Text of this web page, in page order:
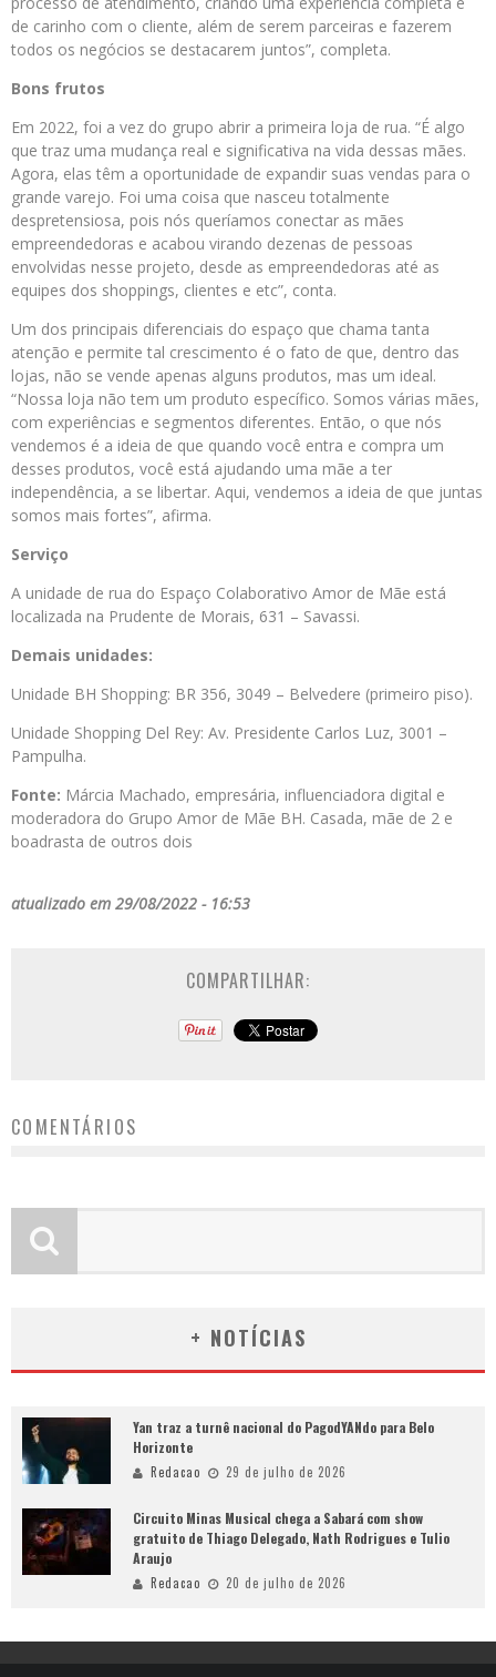
de carinho com o cliente, além de serem parceiras e fazerem
todos os negócios se destacarem juntos”, completa.
Bons frutos
Em 2022, foi a vez do grupo abrir a primeira loja de rua. “É algo
que traz uma mudança real e significativa na vida dessas mães.
Agora, elas têm a oportunidade de expandir suas vendas para o
grande varejo. Foi uma coisa que nasceu totalmente
despretensiosa, pois nós queríamos conectar as mães
empreendedoras e acabou virando dezenas de pessoas
envolvidas nesse projeto, desde as empreendedoras até as
equipes dos shoppings, clientes e etc”, conta.
Um dos principais diferenciais do espaço que chama tanta
atenção e permite tal crescimento é o fato de que, dentro das
lojas, não se vende apenas alguns produtos, mas um ideal.
“Nossa loja não tem um produto específico. Somos várias mães,
com experiências e segmentos diferentes. Então, o que nós
vendemos é a ideia de que quando você entra e compra um
desses produtos, você está ajudando uma mãe a ter
independência, a se libertar. Aqui, vendemos a ideia de que juntas
somos mais fortes”, afirma.
Serviço
A unidade de rua do Espaço Colaborativo Amor de Mãe está
localizada na Prudente de Morais, 631 – Savassi.
Demais unidades:
Unidade BH Shopping: BR 356, 3049 – Belvedere (primeiro piso).
Unidade Shopping Del Rey: Av. Presidente Carlos Luz, 3001 –
Pampulha.
Fonte: Márcia Machado, empresária, influenciadora digital e
moderadora do Grupo Amor de Mãe BH. Casada, mãe de 2 e
boadrasta de outros dois
atualizado em 29/08/2022 - 16:53
COMPARTILHAR:
COMENTÁRIOS
+ NOTÍCIAS
Yan traz a turnê nacional do PagodYANdo para Belo
Horizonte
Redacao 29 de julho de 2026
Circuito Minas Musical chega a Sabará com show
gratuito de Thiago Delegado, Nath Rodrigues e Tulio
Araujo
Redacao 20 de julho de 2026